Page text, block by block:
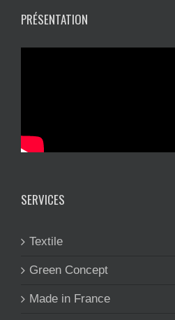
PRÉSENTATION
SERVICES
Textile
Green Concept
Made in France